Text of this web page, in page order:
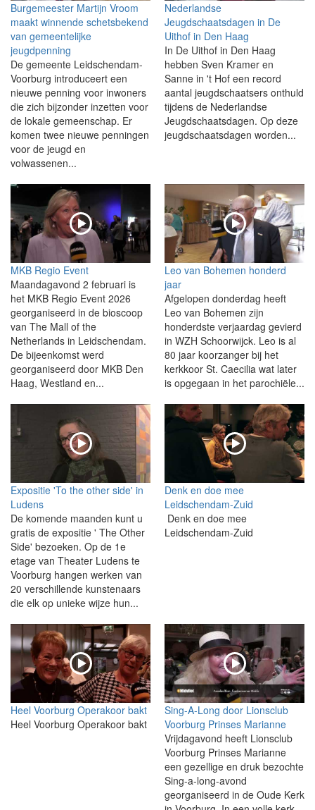
Burgemeester Martijn Vroom
maakt winnende schetsbekend
van gemeentelijke
jeugdpenning
De gemeente Leidschendam-
Voorburg introduceert een
nieuwe penning voor inwoners
die zich bijzonder inzetten voor
de lokale gemeenschap. Er
komen twee nieuwe penningen
voor de jeugd en
volwassenen...
Nederlandse
Jeugdschaatsdagen in De
Uithof in Den Haag
In De Uithof in Den Haag
hebben Sven Kramer en
Sanne in 't Hof een record
aantal jeugdschaatsers onthuld
tijdens de Nederlandse
Jeugdschaatsdagen. Op deze
jeugdschaatsdagen worden...
MKB Regio Event
Maandagavond 2 februari is
het MKB Regio Event 2026
georganiseerd in de bioscoop
van The Mall of the
Netherlands in Leidschendam.
De bijeenkomst werd
georganiseerd door MKB Den
Haag, Westland en...
Leo van Bohemen honderd
jaar
Afgelopen donderdag heeft
Leo van Bohemen zijn
honderdste verjaardag gevierd
in WZH Schoorwijck. Leo is al
80 jaar koorzanger bij het
kerkkoor St. Caecilia wat later
is opgegaan in het parochiële...
Expositie 'To the other side' in
Ludens
De komende maanden kunt u
gratis de expositie ' The Other
Side' bezoeken. Op de 1e
etage van Theater Ludens te
Voorburg hangen werken van
20 verschillende kunstenaars
die elk op unieke wijze hun...
Denk en doe mee
Leidschendam-Zuid
Denk en doe mee
Leidschendam-Zuid
Heel Voorburg Operakoor bakt
Heel Voorburg Operakoor bakt
Sing-A-Long door Lionsclub
Voorburg Prinses Marianne
Vrijdagavond heeft Lionsclub
Voorburg Prinses Marianne
een gezellige en druk bezochte
Sing-a-long-avond
georganiseerd in de Oude Kerk